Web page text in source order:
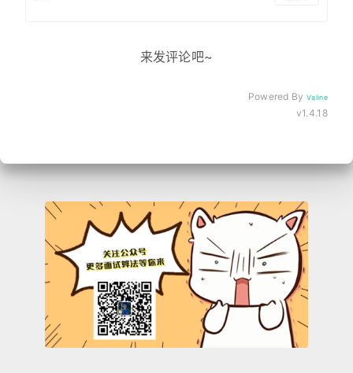
来发评论吧~
Powered ByValine
v1.4.18